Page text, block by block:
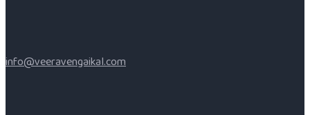
info@veeravengaikal.com